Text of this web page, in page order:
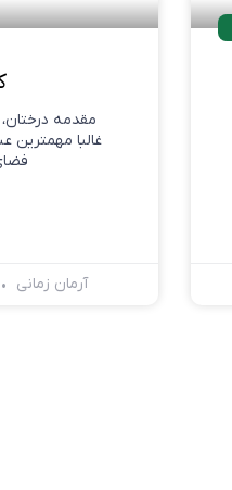
مقدمه
غالبا
آرمان زمانی